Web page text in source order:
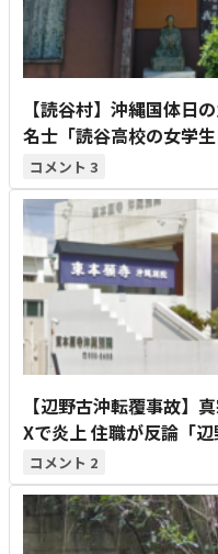
【読谷村】沖縄国体日
名士「読谷高校の女学
3
【辺野古沖転覆事故】
Xで炎上 住職が反論「辺
2